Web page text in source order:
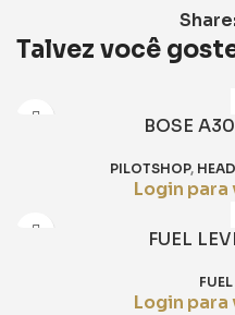
Talvez você
BOSE
PILOTSHOP,
Login para
FUEL
Login para